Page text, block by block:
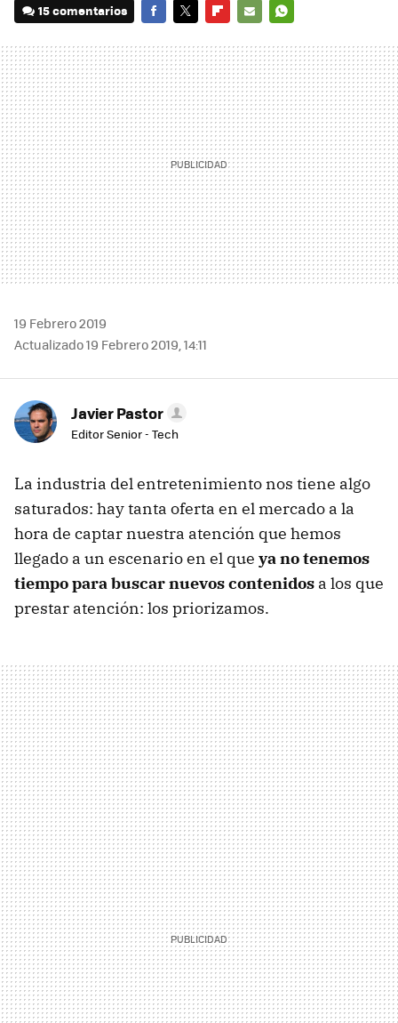
15 comentarios
MAIL
19 Febrero 2019
Actualizado 19 Febrero 2019, 14:11
Javier Pastor
Editor Senior - Tech
La industria del entretenimiento nos tiene algo
saturados: hay tanta oferta en el mercado a la
hora de captar nuestra atención que hemos
llegado a un escenario en el que ya no tenemos
tiempo para buscar nuevos contenidos a los que
prestar atención: los priorizamos.